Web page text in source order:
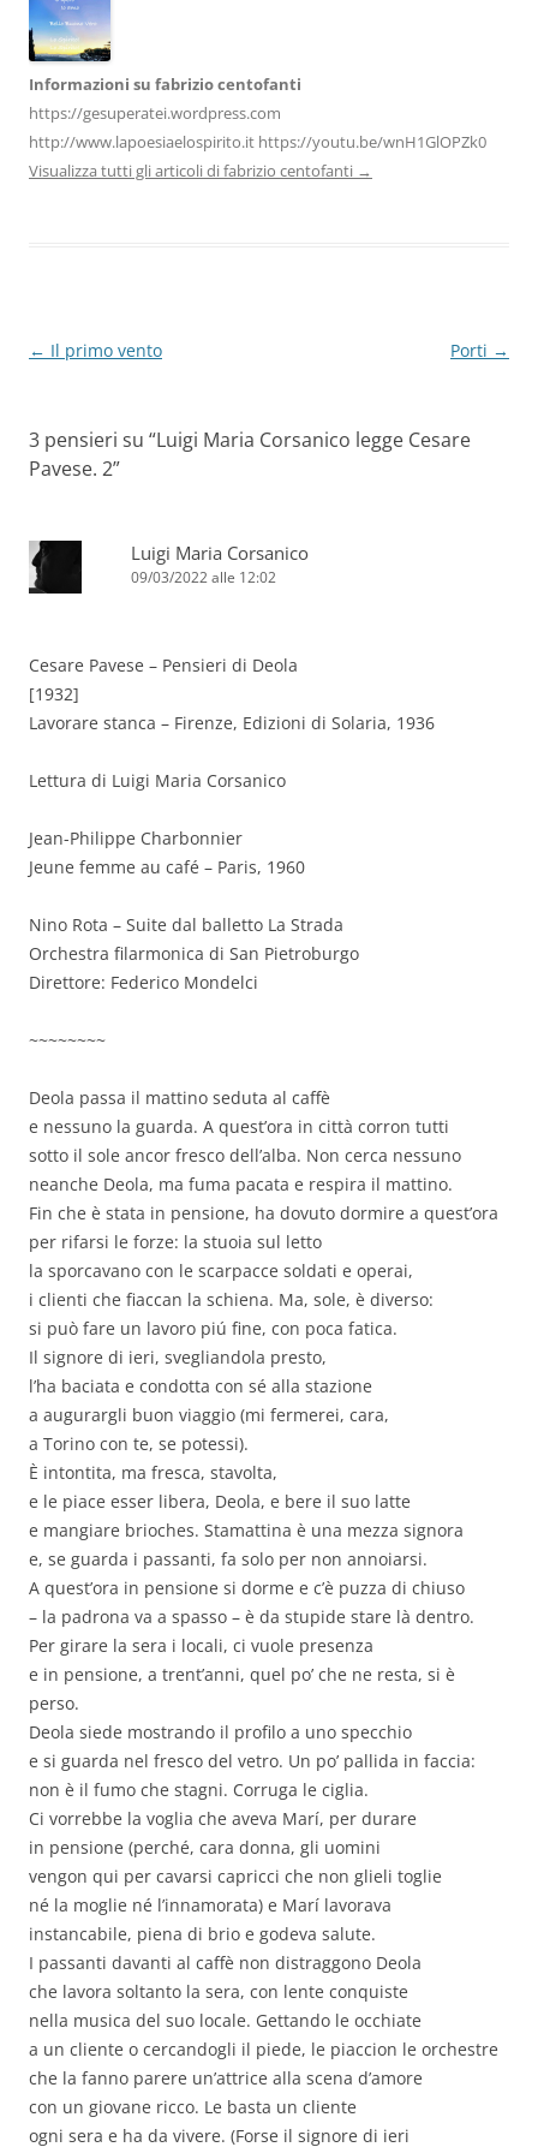
Informazioni su fabrizio centofanti
https://gesuperatei.wordpress.com
http://www.lapoesiaelospirito.it https://youtu.be/wnH1GlOPZk0
Visualizza tutti gli articoli di fabrizio centofanti →
Navigazione
← Il primo vento Porti →
3 pensieri su “Luigi Maria Corsanico legge Cesare
Pavese. 2”
Luigi Maria Corsanico
09/03/2022 alle 12:02
Cesare Pavese – Pensieri di Deola
[1932]
Lavorare stanca – Firenze, Edizioni di Solaria, 1936
Lettura di Luigi Maria Corsanico
Jean-Philippe Charbonnier
Jeune femme au café – Paris, 1960
Nino Rota – Suite dal balletto La Strada
Orchestra filarmonica di San Pietroburgo
Direttore: Federico Mondelci
~~~~~~~~
Deola passa il mattino seduta al caffè
e nessuno la guarda. A quest’ora in città corron tutti
sotto il sole ancor fresco dell’alba. Non cerca nessuno
neanche Deola, ma fuma pacata e respira il mattino.
Fin che è stata in pensione, ha dovuto dormire a quest’ora
per rifarsi le forze: la stuoia sul letto
la sporcavano con le scarpacce soldati e operai,
i clienti che fiaccan la schiena. Ma, sole, è diverso:
si può fare un lavoro piú fine, con poca fatica.
Il signore di ieri, svegliandola presto,
l’ha baciata e condotta con sé alla stazione
a augurargli buon viaggio (mi fermerei, cara,
a Torino con te, se potessi).
È intontita, ma fresca, stavolta,
e le piace esser libera, Deola, e bere il suo latte
e mangiare brioches. Stamattina è una mezza signora
e, se guarda i passanti, fa solo per non annoiarsi.
A quest’ora in pensione si dorme e c’è puzza di chiuso
– la padrona va a spasso – è da stupide stare là dentro.
Per girare la sera i locali, ci vuole presenza
e in pensione, a trent’anni, quel po’ che ne resta, si è
perso.
Deola siede mostrando il profilo a uno specchio
e si guarda nel fresco del vetro. Un po’ pallida in faccia:
non è il fumo che stagni. Corruga le ciglia.
Ci vorrebbe la voglia che aveva Marí, per durare
in pensione (perché, cara donna, gli uomini
vengon qui per cavarsi capricci che non glieli toglie
né la moglie né l’innamorata) e Marí lavorava
instancabile, piena di brio e godeva salute.
I passanti davanti al caffè non distraggono Deola
che lavora soltanto la sera, con lente conquiste
nella musica del suo locale. Gettando le occhiate
a un cliente o cercandogli il piede, le piaccion le orchestre
che la fanno parere un’attrice alla scena d’amore
con un giovane ricco. Le basta un cliente
ogni sera e ha da vivere. (Forse il signore di ieri